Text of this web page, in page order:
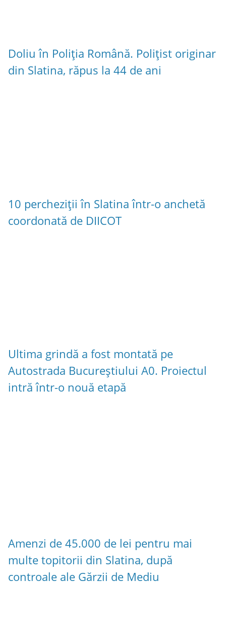
Doliu în Poliția Română. Polițist originar
din Slatina, răpus la 44 de ani
10 percheziții în Slatina într-o anchetă
coordonată de DIICOT
Ultima grindă a fost montată pe
Autostrada Bucureștiului A0. Proiectul
intră într-o nouă etapă
Amenzi de 45.000 de lei pentru mai
multe topitorii din Slatina, după
controale ale Gărzii de Mediu